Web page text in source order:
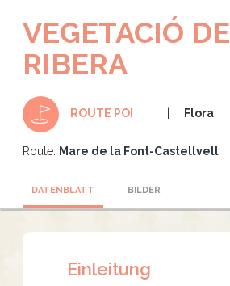
VEGETACIÓ DE
RIBERA
ROUTE POI Flora
Route: Mare de la Font-Castellvell
DATENBLATT BILDER
Einleitung